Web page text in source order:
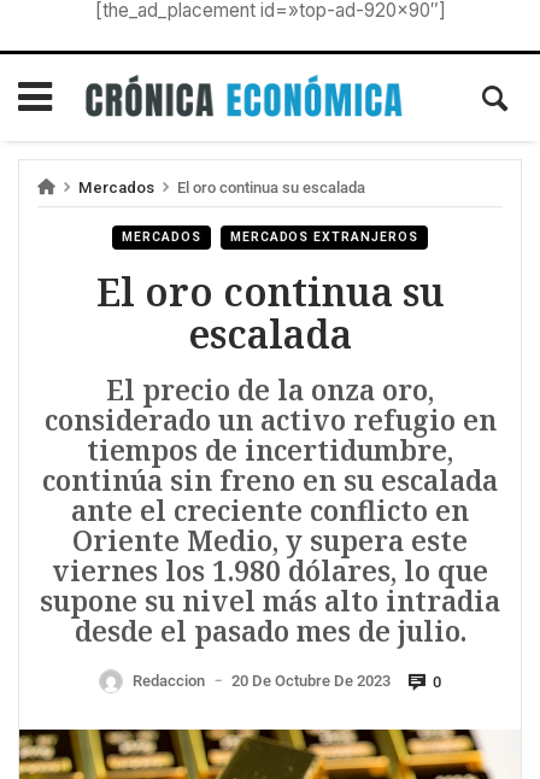
[the_ad_placement id=»top-ad-920×90″]
Mercados El oro continua su escalada
MERCADOS MERCADOS EXTRANJEROS
El oro continua su
escalada
El precio de la onza oro,
considerado un activo refugio en
tiempos de incertidumbre,
continúa sin freno en su escalada
ante el creciente conflicto en
Oriente Medio, y supera este
viernes los 1.980 dólares, lo que
supone su nivel más alto intradia
desde el pasado mes de julio.
Redaccion — 20 De Octubre De 2023 0